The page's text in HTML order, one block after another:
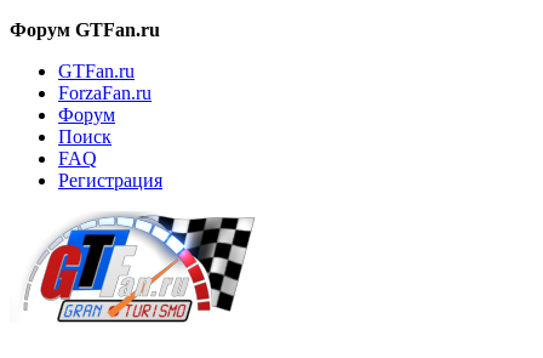
Форум GTFan.ru
GTFan.ru
ForzaFan.ru
Форум
Поиск
FAQ
Регистрация